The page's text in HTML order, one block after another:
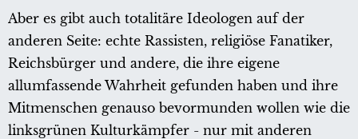
Aber es gibt auch totalitäre Ideologen auf der
anderen Seite: echte Rassisten, religiöse Fanatiker,
Reichsbürger und andere, die ihre eigene
allumfassende Wahrheit gefunden haben und ihre
Mitmenschen genauso bevormunden wollen wie die
linksgrünen Kulturkämpfer - nur mit anderen